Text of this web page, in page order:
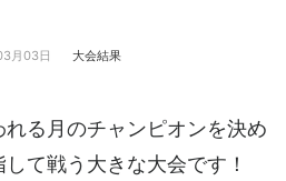
月03日 大会結果
る月のチャンピオンを決め
て戦う大きな大会です！